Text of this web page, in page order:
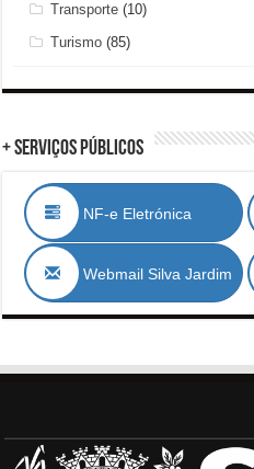
Transporte (10)
Turismo (85)
+ Serviços Públicos
NF-e Eletrónica
Webmail Silva Jardim